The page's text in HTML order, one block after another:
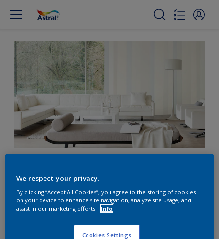
décompresser?
Entourez-vous de
couleurs douces
We respect your privacy.
By clicking “Accept All Cookies”, you agree to the storing of cookies
on your device to enhance site navigation, analyze site usage, and
assist in our marketing efforts.
Info
Cookies Settings